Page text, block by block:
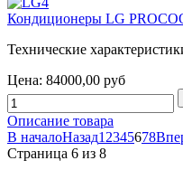
Кондиционеры LG
Технические
Цена: 84000,00 руб
Описание товара
В началоНазад1 2345678
Страница 6 из 8